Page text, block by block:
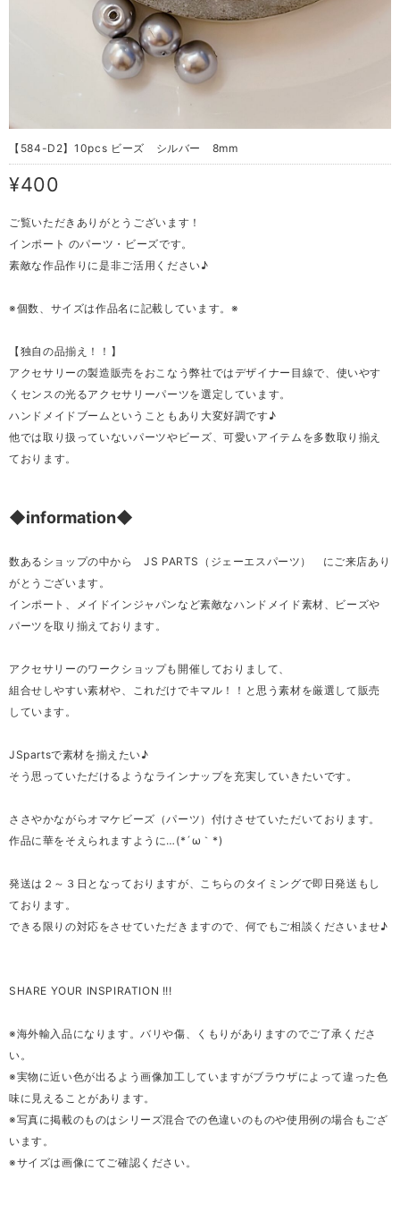
【584-D2】10pcs ビーズ シルバー 8mm
¥400
ご覧いただきありがとうございます！
インポート のパーツ・ビーズです。
素敵な作品作りに是非ご活用ください♪
※個数、サイズは作品名に記載しています。※
【独自の品揃え！！】
アクセサリーの製造販売をおこなう弊社ではデザイナー目線で、使いやす
くセンスの光るアクセサリーパーツを選定しています。
ハンドメイドブームということもあり大変好調です♪
他では取り扱っていないパーツやビーズ、可愛いアイテムを多数取り揃え
ております。
◆information◆
数あるショップの中から JS PARTS（ジェーエスパーツ） にご来店あり
がとうございます。
インポート、メイドインジャパンなど素敵なハンドメイド素材、ビーズや
パーツを取り揃えております。
アクセサリーのワークショップも開催しておりまして、
組合せしやすい素材や、これだけでキマル！！と思う素材を厳選して販売
しています。
JSpartsで素材を揃えたい♪
そう思っていただけるようなラインナップを充実していきたいです。
ささやかながらオマケビーズ（パーツ）付けさせていただいております。
作品に華をそえられますように…(*´ω｀*)
発送は２～３日となっておりますが、こちらのタイミングで即日発送もし
ております。
できる限りの対応をさせていただきますので、何でもご相談くださいませ♪
SHARE YOUR INSPIRATION !!!
※海外輸入品になります。バリや傷、くもりがありますのでご了承くださ
い。
※実物に近い色が出るよう画像加工していますがブラウザによって違った色
味に見えることがあります。
※写真に掲載のものはシリーズ混合での色違いのものや使用例の場合もござ
います。
※サイズは画像にてご確認ください。